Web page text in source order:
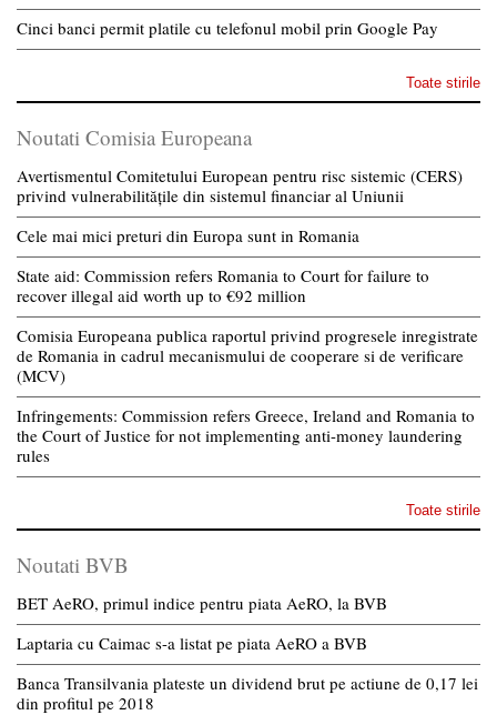
Cinci banci permit platile cu telefonul mobil prin Google Pay
Toate stirile
Noutati Comisia Europeana
Avertismentul Comitetului European pentru risc sistemic (CERS)
privind vulnerabilitățile din sistemul financiar al Uniunii
Cele mai mici preturi din Europa sunt in Romania
State aid: Commission refers Romania to Court for failure to
recover illegal aid worth up to €92 million
Comisia Europeana publica raportul privind progresele inregistrate
de Romania in cadrul mecanismului de cooperare si de verificare
(MCV)
Infringements: Commission refers Greece, Ireland and Romania to
the Court of Justice for not implementing anti-money laundering
rules
Toate stirile
Noutati BVB
BET AeRO, primul indice pentru piata AeRO, la BVB
Laptaria cu Caimac s-a listat pe piata AeRO a BVB
Banca Transilvania plateste un dividend brut pe actiune de 0,17 lei
din profitul pe 2018